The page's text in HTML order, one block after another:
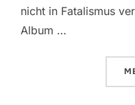
nicht in Fatalismus
Album …